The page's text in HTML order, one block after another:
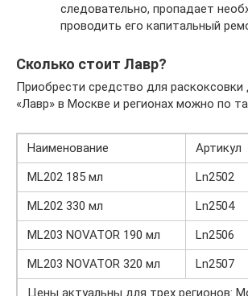
следовательно, пропадает
проводить его капитальный
Сколько стоит Лавр?
Приобрести средство для раскоксовки
«Лавр» в Москве и регионах можно по
Наименование Артикул
ML202 185 мл
Ln2502
ML202 330 мл
Ln2504
ML203 NOVATOR 190 мл
Ln2506
ML203 NOVATOR 320 мл
Ln2507
Цены актуальны для трех регионов: